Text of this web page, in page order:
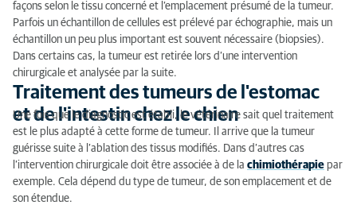
façons selon le tissu concerné et l’emplacement présumé de la tumeur.
Parfois un échantillon de cellules est prélevé par échographie, mais un
échantillon un peu plus important est souvent nécessaire (biopsies).
Dans certains cas, la tumeur est retirée lors d’une intervention
chirurgicale et analysée par la suite.
Traitement des tumeurs de l'estomac
et de l'intestin chez le chien
Une fois que le diagnostic est établi, le vétérinaire sait quel traitement
est le plus adapté à cette forme de tumeur. Il arrive que la tumeur
guérisse suite à l’ablation des tissus modifiés. Dans d’autres cas
l’intervention chirurgicale doit être associée à de la chimiothérapie par
exemple. Cela dépend du type de tumeur, de son emplacement et de
son étendue.